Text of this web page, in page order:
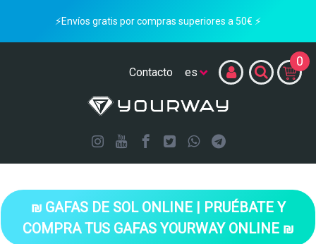
⚡Envíos gratis por compras superiores a 50€ ⚡
Contacto
0
₪ GAFAS DE SOL ONLINE | PRUÉBATE Y
COMPRA TUS GAFAS YOURWAY ONLINE ₪